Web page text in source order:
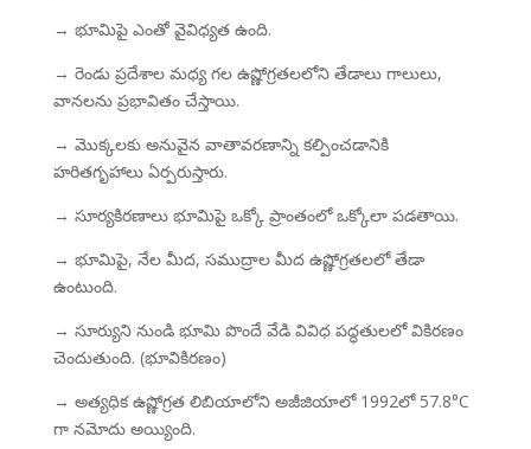
→ భూమిపై ఎంతో వైవిధ్యత ఉంది.
→ రెండు ప్రదేశాల మధ్య గల ఉష్ణోగ్రతలలోని తేడాలు గాలులు,
వానలను ప్రభావితం చేస్తాయి.
→ మొక్కలకు అనువైన వాతావరణాన్ని కల్పించడానికి
హరితగృహాలు ఏర్పరుస్తారు.
→ సూర్యకిరణాలు భూమిపై ఒక్కో ప్రాంతంలో ఒక్కోలా పడతాయి.
→ భూమిపై, నేల మీద, సముద్రాల మీద ఉష్ణోగ్రతలలో తేడా
ఉంటుంది.
→ సూర్యుని నుండి భూమి పొందే వేడి వివిధ పద్ధతులలో వికిరణం
చెందుతుంది. (భూవికిరణం)
→ అత్యధిక ఉష్ణోగ్రత లిబియాలోని అజీజియాలో 1992లో 57.8°C
గా నమోదు అయ్యింది.